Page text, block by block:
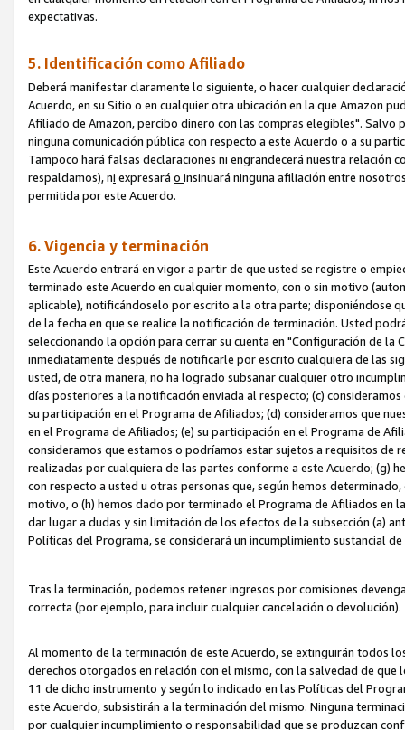
expectativas.
5. Identificación como Afiliado
Deberá manifestar claramente lo siguiente, o hacer cualquier
Acuerdo, en su Sitio o en cualquier otra ubicación en la que Amazon
Afiliado de Amazon, percibo dinero con las compras elegibles". Salvo
ninguna comunicación pública con respecto a este Acuerdo o a su
Tampoco hará falsas declaraciones ni engrandecerá nuestra relación
respaldamos), ni expresará o insinuará ninguna afiliación entre
permitida por este Acuerdo.
6. Vigencia y terminación
Este Acuerdo entrará en vigor a partir de que usted se registre o
terminado este Acuerdo en cualquier momento, con o sin motivo
aplicable), notificándoselo por escrito a la otra parte; disponiéndose
de la fecha en que se realice la notificación de terminación. Usted
seleccionando la opción para cerrar su cuenta en "Configuración de
inmediatamente después de notificarle por escrito cualquiera de las
usted, de otra manera, no ha logrado subsanar cualquier otro
días posteriores a la notificación enviada al respecto; (c)
su participación en el Programa de Afiliados; (d) consideramos que
en el Programa de Afiliados; (e) su participación en el Programa de
consideramos que estamos o podríamos estar sujetos a requisitos de
realizadas por cualquiera de las partes conforme a este Acuerdo; (g)
con respecto a usted u otras personas que, según hemos
motivo, o (h) hemos dado por terminado el Programa de Afiliados en
dar lugar a dudas y sin limitación de los efectos de la subsección (a)
Políticas del Programa, se considerará un incumplimiento sustancial
Tras la terminación, podemos retener ingresos por comisiones
correcta (por ejemplo, para incluir cualquier cancelación o devolución).
Al momento de la terminación de este Acuerdo, se extinguirán todos
derechos otorgados en relación con el mismo, con la salvedad de
11 de dicho instrumento y según lo indicado en las Políticas del
este Acuerdo, subsistirán a la terminación del mismo. Ninguna
por cualquier incumplimiento o responsabilidad que se produzcan